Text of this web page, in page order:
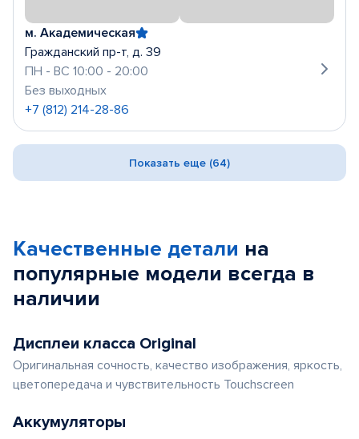
м. Академическая
Гражданский пр-т, д. 39
ПН - ВС 10:00 - 20:00
Без выходных
+7 (812) 214-28-86
Показать еще (64)
Качественные детали на
популярные модели всегда в
наличии
Дисплеи класса Original
Оригинальная сочность, качество изображения, яркость,
цветопередача и чувствительность Touchscreen
Аккумуляторы